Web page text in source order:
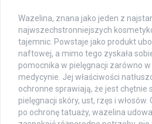
Wazelina, znana jako jeden z
najwszechstronniejszych
tajemnic. Powstaje jako produkt
naftowej, a mimo tego zyskała
pomocnika w pielęgnacji zarówno
medycynie. Jej właściwości
ochronne sprawiają, że jest chętnie
pielęgnacji skóry, ust, rzęs i
po ochronę tatuaży, wazelina